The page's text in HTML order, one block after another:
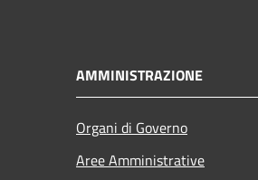
AMMINISTRAZIONE
Organi di Governo
Aree Amministrative